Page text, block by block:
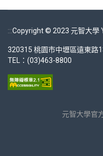
:::Copyright © 2023 元智大學
320315 桃園市中壢區遠東路
TEL：(03)463-8800
元智大學官